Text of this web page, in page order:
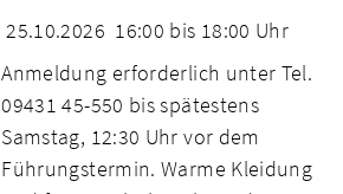
25.10.2026 16:00 bis 18:00 Uhr
Anmeldung erforderlich unter Tel.
09431 45-550 bis spätestens
Samstag, 12:30 Uhr vor dem
Führungstermin. Warme Kleidung